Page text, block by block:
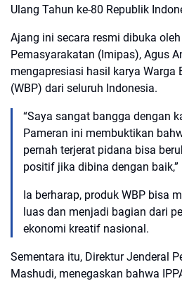
Ulang Tahun ke-80 Republik
Ajang ini secara resmi dibuka oleh
Pemasyarakatan (Imipas), Agus
mengapresiasi hasil karya Warga
(WBP) dari seluruh Indonesia.
“Saya sangat bangga dengan
Pameran ini membuktikan
pernah terjerat pidana bisa
positif jika dibina dengan baik,”
Ia berharap, produk WBP bisa
luas dan menjadi bagian dari
ekonomi kreatif nasional.
Sementara itu, Direktur Jenderal
Mashudi, menegaskan bahwa